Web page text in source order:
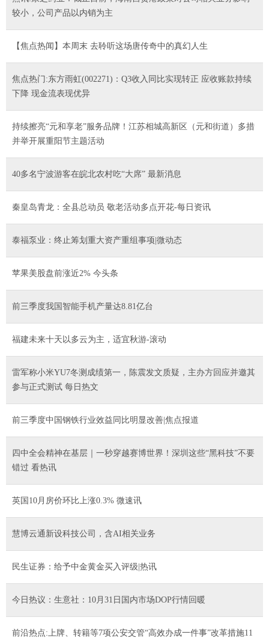
较小，公司产品以内销为主
【焦点热闻】本周末 去聆听这场唐传奇中的真幻人生
焦点热门:东方雨虹(002271)：Q3收入同比实现转正 应收账款持续
下降 现金流表现优异
持续擦亮“元和享老”服务品牌！江苏相城高新区（元和街道）多措
并举开展重阳节主题活动
40多名宁波游客在皖北农村吃“大席” 最新消息
秦皇岛青龙：全县总动员 敬老活动多点开花-每日资讯
泰福泵业：终止筹划重大资产重组事项|微动态
苹果美股盘前涨近2% 今头条
前三季度我国智能手机产量达8.81亿台
福建未来十天以多云为主，适宜秋游-滚动
雷军称小米YU7冬测成绩第一，陈震发文质疑，主办方回应并邀其
参与正式测试 每日热文
前三季度中国钢铁行业效益同比明显改善|焦点报道
四中全会精神在基层｜一秒穿越赛博世界！深圳这些“黑科技”不要
错过 看热讯
英国10月房价环比上涨0.3% 微速讯
慧博云通新设科技公司，含AI相关业务
民生证券：给予中金黄金买入评级|热讯
今日热议：生意社：10月31日国内市场DOP行情回暖
前沿热点:上牌、转籍等7项公安交管“高效办成一件事”改革措施11